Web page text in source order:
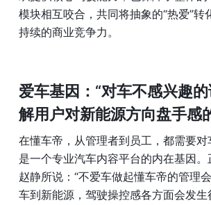
模块相互咬合，共同将抽象的“热爱”转
持续的商业竞争力。
爱车基因：“对车不感兴趣
解用户对新能源方向盘手感
在懂车帝，从管理者到员工，都需要
是一个专业汽车内容平台的内在基因
赵静所说：“不爱车做起懂车帝的管理
车到新能源，驾驶操控感各方面会发